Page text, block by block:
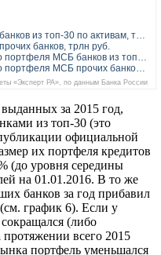
из топ-30 по активам, т…
Объем кредитного портфеля МСБ прочих банков, трлн руб.
портфеля МСБ банков из топ…
портфеля МСБ прочих банко…
«Эксперт РА», по данным Банка России
за 2015 год,
из топ-30 (это
официальной
их портфеля кредитов
(до уровня середины
на 01.01.2016. В то же
банков за год прибавил
график 6). Если у
(либо
протяжении всего 2015
портфель уменьшался